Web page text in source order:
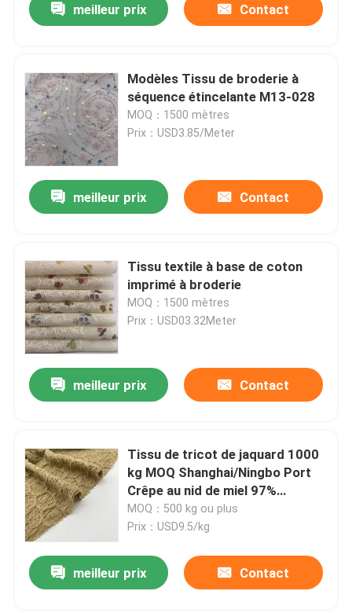
meilleur prix Contact
Modèles Tissu de broderie à
séquence étincelante M13-028
MOQ：1500 mètres
Prix：USD3.85/Meter
meilleur prix Contact
Tissu textile à base de coton
imprimé à broderie
MOQ：1500 mètres
Prix：USD03.32Meter
meilleur prix Contact
Tissu de tricot de jaquard 1000
kg MOQ Shanghai/Ningbo Port
Crêpe au nid de miel 97%
Polyester 3% spandex 175cm
26gsm N07-079
MOQ：500 kg ou plus
Prix：USD9.5/kg
meilleur prix Contact